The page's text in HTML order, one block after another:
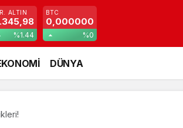
ALTIN
%1.44
BTC
0,000000
%0
DÜNYA